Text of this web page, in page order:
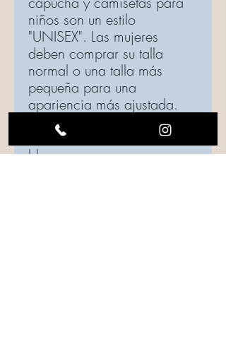
niños son un estilo
"UNISEX". Las mujeres
deben comprar su talla
normal o una talla más
pequeña para una
apariencia más ajustada.
-Diseño de vinilo de
transferencia de calor
blanco